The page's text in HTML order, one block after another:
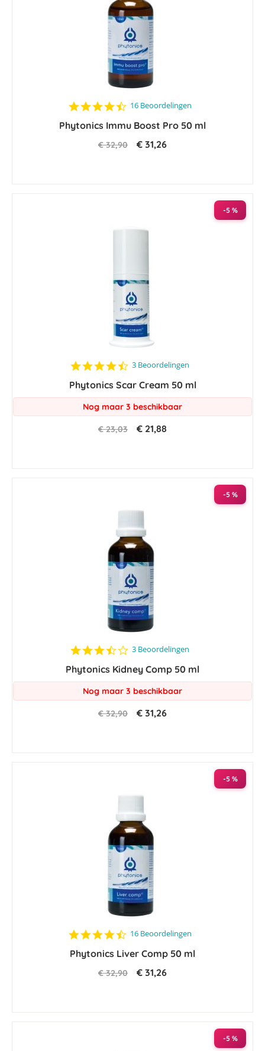
4.3
rating
16 Beoordelingen
Phytonics Immu Boost Pro 50 ml
€ 32,90 € 31,26
-5 %
4.7
rating
3 Beoordelingen
Phytonics Scar Cream 50 ml
Nog maar 3 beschikbaar
€ 23,03 € 21,88
-5 %
3.7
rating
3 Beoordelingen
Phytonics Kidney Comp 50 ml
Nog maar 3 beschikbaar
€ 32,90 € 31,26
-5 %
4.4
rating
16 Beoordelingen
Phytonics Liver Comp 50 ml
€ 32,90 € 31,26
-5 %